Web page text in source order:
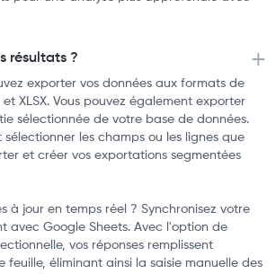
résultats ?
exporter vos données aux formats de
XLSX. Vous pouvez également exporter
sélectionnée de votre base de données.
sélectionner les champs ou les lignes que
et créer vos exportations segmentées
à jour en temps réel ? Synchronisez votre
avec Google Sheets. Avec l'option de
vos réponses remplissent
feuille, éliminant ainsi la saisie manuelle des